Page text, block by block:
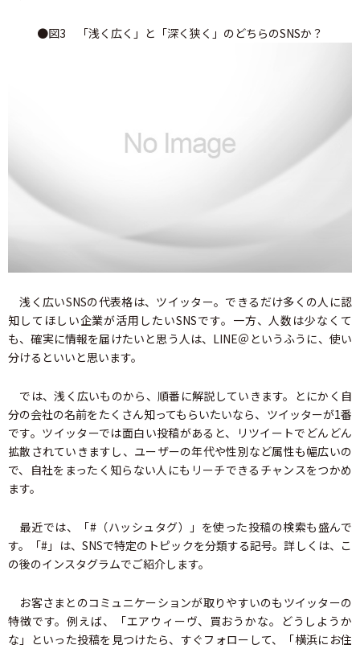
●図3 「浅く広く」と「深く狭く」のどちらのSNSか？
浅く広いSNSの代表格は、ツイッター。できるだけ多くの人に認
知してほしい企業が活用したいSNSです。一方、人数は少なくて
も、確実に情報を届けたいと思う人は、LINE＠というふうに、使い
分けるといいと思います。
では、浅く広いものから、順番に解説していきます。とにかく自
分の会社の名前をたくさん知ってもらいたいなら、ツイッターが1番
です。ツイッターでは面白い投稿があると、リツイートでどんどん
拡散されていきますし、ユーザーの年代や性別など属性も幅広いの
で、自社をまったく知らない人にもリーチできるチャンスをつかめ
ます。
最近では、「#（ハッシュタグ）」を使った投稿の検索も盛んで
す。「#」は、SNSで特定のトピックを分類する記号。詳しくは、こ
の後のインスタグラムでご紹介します。
お客さまとのコミュニケーションが取りやすいのもツイッターの
特徴です。例えば、「エアウィーヴ、買おうかな。どうしようか
な」といった投稿を見つけたら、すぐフォローして、「横浜にお住